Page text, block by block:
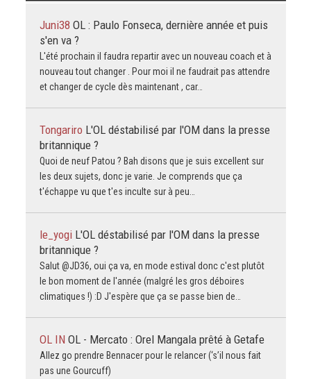
Juni38 OL : Paulo Fonseca, dernière année et puis
s'en va ?
L'été prochain il faudra repartir avec un nouveau coach et à
nouveau tout changer . Pour moi il ne faudrait pas attendre
et changer de cycle dès maintenant , car…
Tongariro L'OL déstabilisé par l'OM dans la presse
britannique ?
Quoi de neuf Patou ? Bah disons que je suis excellent sur
les deux sujets, donc je varie. Je comprends que ça
t'échappe vu que t'es inculte sur à peu…
le_yogi L'OL déstabilisé par l'OM dans la presse
britannique ?
Salut @JD36, oui ça va, en mode estival donc c'est plutôt
le bon moment de l'année (malgré les gros déboires
climatiques !) :D J'espère que ça se passe bien de…
OL IN OL - Mercato : Orel Mangala prêté à Getafe
Allez go prendre Bennacer pour le relancer (‘s’il nous fait
pas une Gourcuff)